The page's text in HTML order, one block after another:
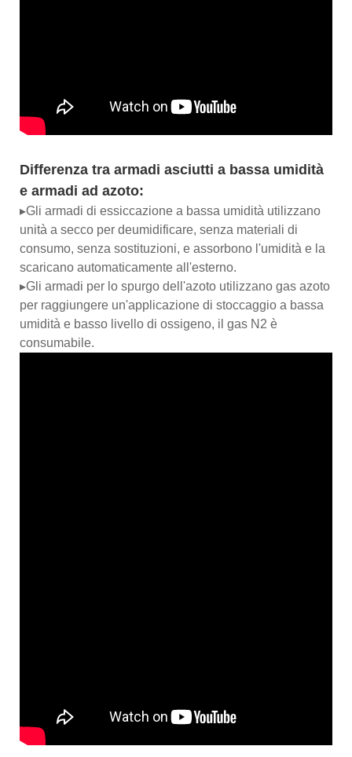
Differenza tra armadi asciutti a bassa umidità
e armadi ad azoto:
▸Gli armadi di essiccazione a bassa umidità utilizzano
unità a secco per deumidificare, senza materiali di
consumo, senza sostituzioni, e assorbono l'umidità e la
scaricano automaticamente all'esterno.
▸Gli armadi per lo spurgo dell'azoto utilizzano gas azoto
per raggiungere un'applicazione di stoccaggio a bassa
umidità e basso livello di ossigeno, il gas N2 è
consumabile.